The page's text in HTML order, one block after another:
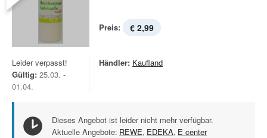
Preis: € 2,99
Leider verpasst!
Gültig: 25.03. -
01.04.
Händler: Kaufland
Dieses Angebot ist leider nicht mehr verfügbar.
Aktuelle Angebote: REWE, EDEKA, E center